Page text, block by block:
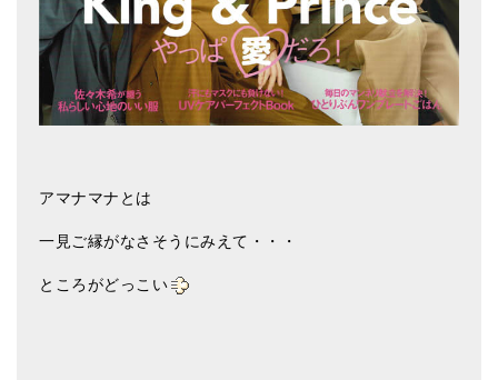
スティック・マレット・リング（台座）
アマナマナのティンシャ
プレミアム・ティンシャ（L・M）
お香定期購入（ラクとくサブスク）
アマナマナとは
一見ご縁がなさそうにみえて・・・
ところがどっこい